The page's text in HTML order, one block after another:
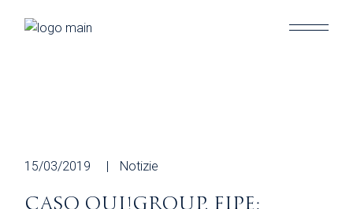
15/03/2019 Notizie
CASO QUI!GROUP, FIPE: